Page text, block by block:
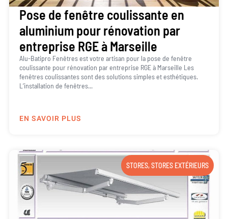
Pose de fenêtre coulissante en
aluminium pour rénovation par
entreprise RGE à Marseille
Alu-Batipro Fenêtres est votre artisan pour la pose de fenêtre
coulissante pour rénovation par entreprise RGE à Marseille Les
fenêtres coulissantes sont des solutions simples et esthétiques.
L’installation de fenêtres...
EN SAVOIR PLUS
STORES,STORES EXTÉRIEURS